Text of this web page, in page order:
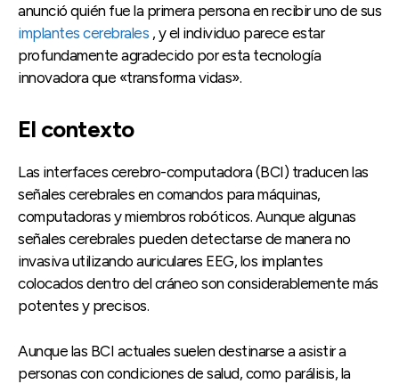
anunció quién fue la primera persona en recibir uno de sus
implantes cerebrales , y el individuo parece estar
profundamente agradecido por esta tecnología
innovadora que «transforma vidas».
El contexto
Las interfaces cerebro-computadora (BCI) traducen las
señales cerebrales en comandos para máquinas,
computadoras y miembros robóticos. Aunque algunas
señales cerebrales pueden detectarse de manera no
invasiva utilizando auriculares EEG, los implantes
colocados dentro del cráneo son considerablemente más
potentes y precisos.
Aunque las BCI actuales suelen destinarse a asistir a
personas con condiciones de salud, como parálisis, la